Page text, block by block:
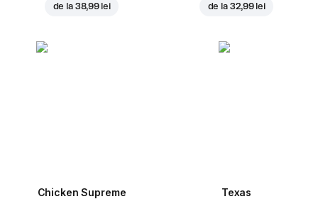
de la 38,99 lei de la 32,99 lei
Chicken Supreme Texas